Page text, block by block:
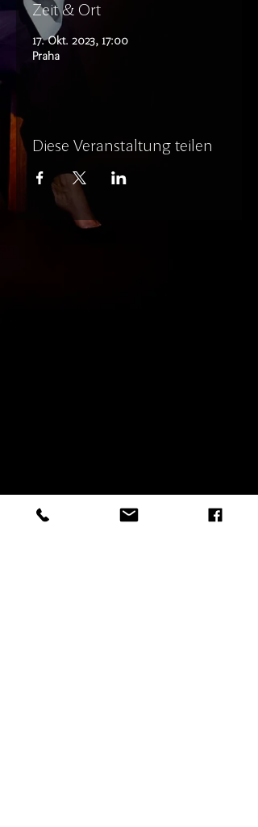
Zeit & Ort
17. Okt. 2023, 17:00
Praha
Diese Veranstaltung teilen